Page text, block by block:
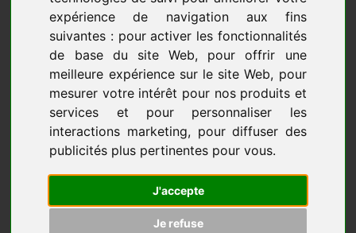
expérience de navigation aux fins
suivantes : pour activer les fonctionnalités
de base du site Web, pour offrir une
meilleure expérience sur le site Web, pour
mesurer votre intérêt pour nos produits et
services et pour personnaliser les
interactions marketing, pour diffuser des
publicités plus pertinentes pour vous.
J'accepte
Je refuse
AUTOLAVEUSE À MOQUETTES 4 produits
-24 %
SHARON BRUSH NETTOYEUR
INJECTEUR EXTRACTEUR
SABRINA OU SHARON